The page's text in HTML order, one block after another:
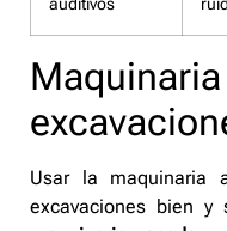
Usar la maquinaria
excavaciones bien y